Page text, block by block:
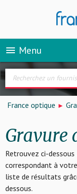
menu Menu
France optique
Gravure
Retrouvez ci-
correspondant à
liste de résultats
dessous.